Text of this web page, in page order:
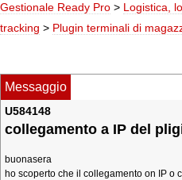
Gestionale Ready Pro > Logistica,
tracking > Plugin terminali di
Messaggio
U584148
collegamento a IP del
buonasera
ho scoperto che il collegamento on IP o